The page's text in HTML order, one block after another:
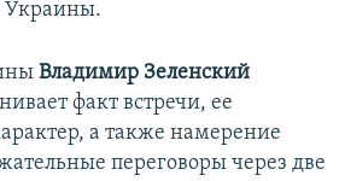
Украины.
Владимир Зеленский
факт встречи, ее
а также намерение
переговоры через две